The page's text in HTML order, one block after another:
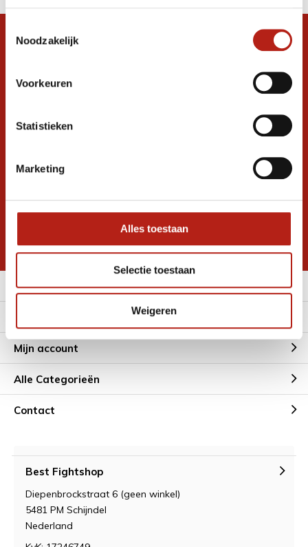
Noodzakelijk
Voorkeuren
Statistieken
Marketing
Alles toestaan
Selectie toestaan
Weigeren
Snel antwoord op je vraag?
graag verder. 24/7
Ontvang de nieuwste aanbiedingen en
Inschrijven voor
* Lees hier de wettelijke beperkingen
Meer informatie
Mijn account
Alle Categorieën
Contact
Best Fightshop
Diepenbrockstraat 6 (geen winkel)
5481 PM Schijndel
Nederland